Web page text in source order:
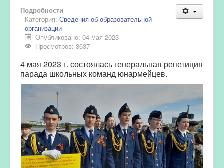
Подробности
Категория: Сведения об образовательной
организации
Опубликовано: 04 мая 2023
Просмотров: 3637
4 мая 2023 г. состоялась генеральная репетиция
парада школьных команд юнармейцев.